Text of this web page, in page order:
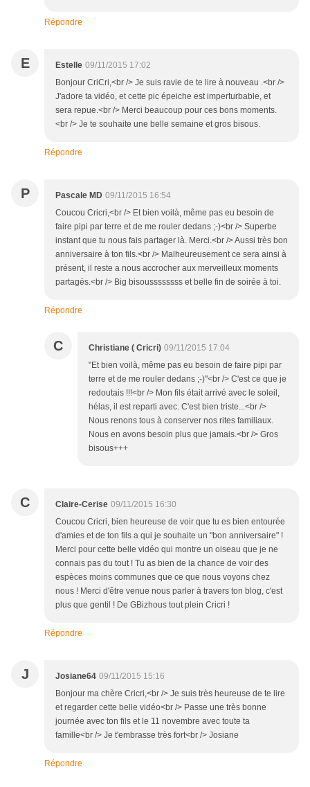
Répondre
E Estelle 09/11/2015 17:02
Bonjour CriCri,<br /> Je suis ravie de te lire à nouveau .<br />
J'adore ta vidéo, et cette pic épeiche est imperturbable, et
sera repue.<br /> Merci beaucoup pour ces bons moments.
<br /> Je te souhaite une belle semaine et gros bisous.
Répondre
P Pascale MD 09/11/2015 16:54
Coucou Cricri,<br /> Et bien voilà, même pas eu besoin de
faire pipi par terre et de me rouler dedans ;-)<br /> Superbe
instant que tu nous fais partager là. Merci.<br /> Aussi très bon
anniversaire à ton fils.<br /> Malheureusement ce sera ainsi à
présent, il reste a nous accrocher aux merveilleux moments
partagés.<br /> Big bisoussssssss et belle fin de soirée à toi.
Répondre
C Christiane ( Cricri) 09/11/2015 17:04
"Et bien voilà, même pas eu besoin de faire pipi par
terre et de me rouler dedans ;-)"<br /> C'est ce que je
redoutais !!!<br /> Mon fils était arrivé avec le soleil,
hélas, il est reparti avec. C'est bien triste...<br />
Nous renons tous à conserver nos rites familiaux.
Nous en avons besoin plus que jamais.<br /> Gros
bisous+++
C Claire-Cerise 09/11/2015 16:30
Coucou Cricri, bien heureuse de voir que tu es bien entourée
d'amies et de ton fils a qui je souhaite un "bon anniversaire" !
Merci pour cette belle vidéo qui montre un oiseau que je ne
connais pas du tout ! Tu as bien de la chance de voir des
espèces moins communes que ce que nous voyons chez
nous ! Merci d'être venue nous parler à travers ton blog, c'est
plus que gentil ! De GBizhous tout plein Cricri !
Répondre
J Josiane64 09/11/2015 15:16
Bonjour ma chère Cricri,<br /> Je suis très heureuse de te lire
et regarder cette belle vidéo<br /> Passe une très bonne
journée avec ton fils et le 11 novembre avec toute ta
famille<br /> Je t'embrasse très fort<br /> Josiane
Répondre